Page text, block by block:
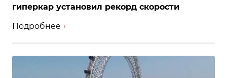
гиперкар установил рекорд скорости
Подробнее